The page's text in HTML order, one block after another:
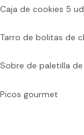
Caja de cookies 5
Tarro de bolitas de
Sobre de paletilla
Picos gourmet